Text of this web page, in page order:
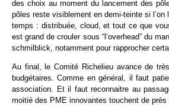
des choix au moment du lancement des
pôles reste visiblement en demi-teinte si
temps : distribuée, cloud, et tout ce que
est grand de crouler sous “l’overhead” du
schmilblick, notamment pour rapprocher
Au final, le Comité Richelieu avance de
budgétaires. Comme en général, il faut
association. Et il faut reconnaitre au
moitié des PME innovantes touchent de près